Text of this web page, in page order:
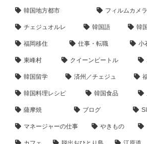
韓国地方都市 フィルムカメラ
チェジュオルレ 韓国語 韓
福岡移住 仕事・転職 小
東峰村 クイーンビートル
韓国留学 済州／チェジュ
韓国料理レシピ 韓国食品
薩摩焼 ブログ
マネージャーの仕事 やきもの